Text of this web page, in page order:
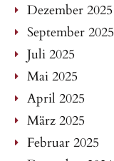
Dezember 2025
September 2025
Juli 2025
Mai 2025
April 2025
März 2025
Februar 2025